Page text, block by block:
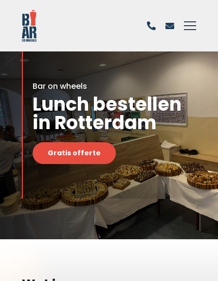
Bar on wheels
Lunch bestellen
in Rotterdam
Gratis offerte